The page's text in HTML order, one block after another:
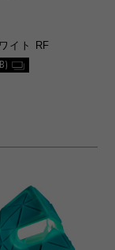
イト RF